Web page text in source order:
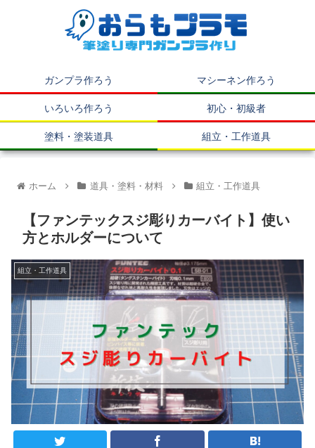
ガンプラ作ろう マシーネン作ろう
いろいろ作ろう 初心・初級者
塗料・塗装道具 組立・工作道具
ホーム 道具・塗料・材料 組立・工作道具
【ファンテックスジ彫りカーバイト】使い
方とホルダーについて
組立・工作道具